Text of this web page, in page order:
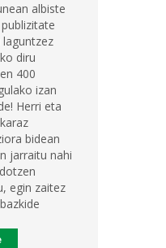
albiste
diru
400
izan
Herri eta
bidean
jarraitu nahi
egin zaitez